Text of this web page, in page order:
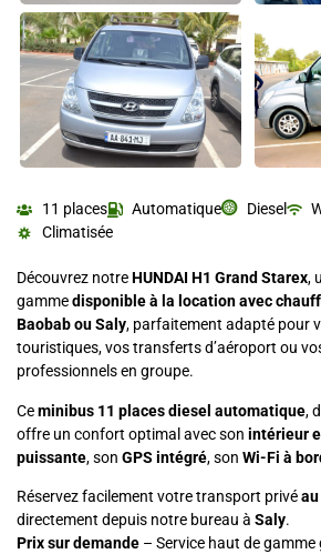
11 places Automatique Diesel
Climatisée
Découvrez notreHUNDAI H1 Grand Starex,
gammedisponible à la location avec
Baobab ou Saly, parfaitement adapté pour
touristiques, vos transferts d’aéroport ou
professionnels en groupe.
Ceminibus 11 places diesel automatique,
offre un confort optimal avec son intérieur
puissante, son GPS intégré, son Wi-Fi à
Réservez facilement votre transport privé
directement depuis notre bureau à Saly.
Prix sur demande – Service haut de gamme